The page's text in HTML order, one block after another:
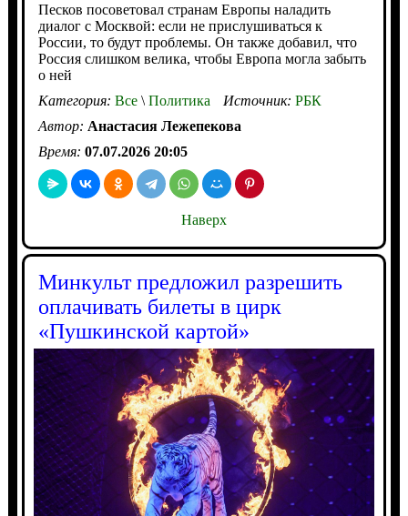
Песков посоветовал странам Европы наладить
диалог с Москвой: если не прислушиваться к
России, то будут проблемы. Он также добавил, что
Россия слишком велика, чтобы Европа могла забыть
о ней
Категория: Все\Политика Источник: РБК
Автор: Анастасия Лежепекова
Время: 07.07.2026 20:05
Наверх
Минкульт предложил разрешить
оплачивать билеты в цирк
«Пушкинской картой»